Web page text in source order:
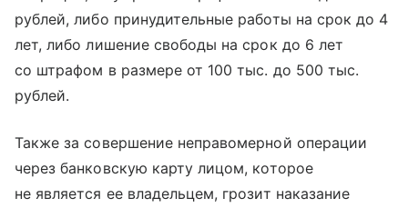
рублей, либо принудительные работы на срок до 4
лет, либо лишение свободы на срок до 6 лет
со штрафом в размере от 100 тыс. до 500 тыс.
рублей.
Также за совершение неправомерной операции
через банковскую карту лицом, которое
не является ее владельцем, грозит наказание